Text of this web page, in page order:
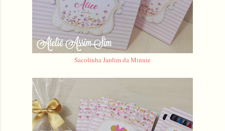
Sacolinha Jardim da Minnie